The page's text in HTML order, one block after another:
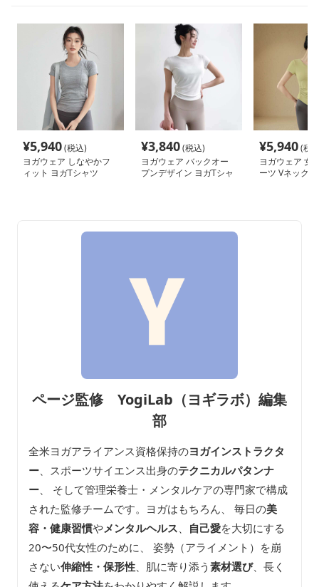
¥5,940(税込)
ヨガウェア しなやかフ
ィット ヨガTシャツ
¥3,840(税込)
ヨガウェア バックオー
プンデザイン ヨガTシャ
¥5,940(税
ヨガウェア 女
ーツ Vネック
ページ監修 YogiLab（ヨギラボ）編集
部
全米ヨガアライアンス資格保持のヨガインストラクタ
ー、スポーツサイエンス出身のテクニカルパタンナ
ー、 そして管理栄養士・メンタルケアの専門家で構成
された監修チームです。ヨガはもちろん、 毎日の美
容・健康習慣やメンタルヘルス、 自己愛を大切にする
20〜50代女性のために、 姿勢（アライメント）を崩
さない伸縮性・保形性、肌に寄り添う 素材選び、長く